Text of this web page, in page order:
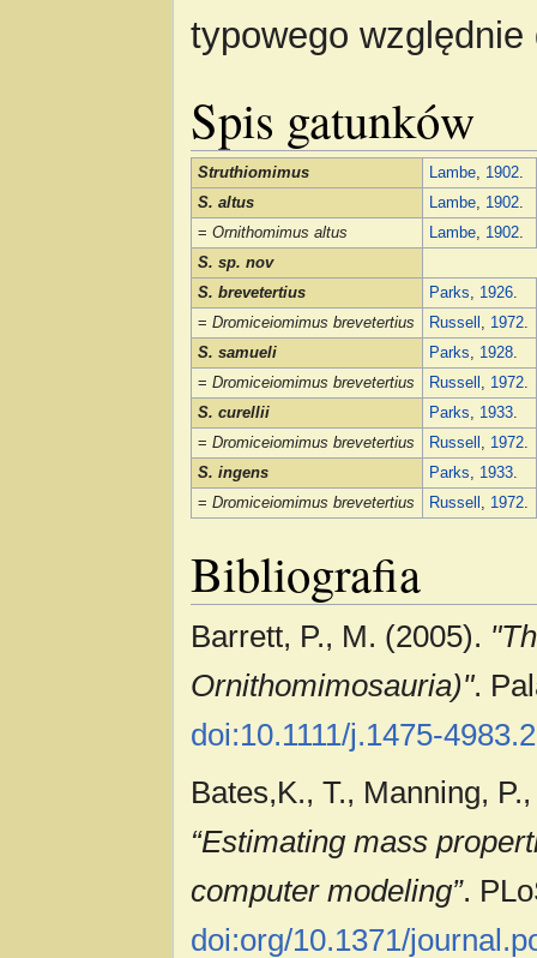
typowego względnie
Spis gatunków
Struthiomimus Lambe, 1902.
S. altus
Lambe, 1902.
=Ornithomimus altus Lambe, 1902.
S. sp. nov
S. brevetertius
Parks, 1926.
=Dromiceiomimus brevetertius Russell , 1972.
S. samueli
Parks, 1928.
=Dromiceiomimus brevetertius Russell , 1972.
S. curellii
Parks, 1933.
=Dromiceiomimus brevetertius Russell , 1972.
S. ingens
Parks, 1933.
=Dromiceiomimus brevetertius Russell , 1972.
Bibliografia
Barrett, P., M. (2005).
Ornithomimosauria)".
doi:10.1111/j.1475-
Bates,K., T., Manning,
“Estimating mass
computer modeling”.
doi:org/10.1371/